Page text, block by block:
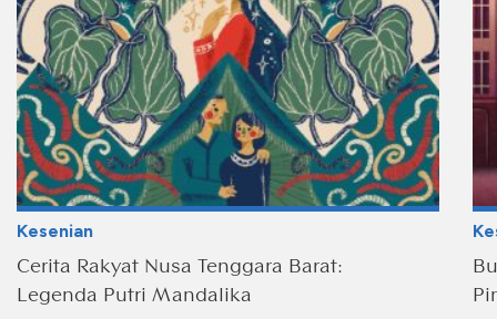
Kesenian
Cerita Rakyat Nusa Tenggara Barat:
Legenda Putri Mandalika